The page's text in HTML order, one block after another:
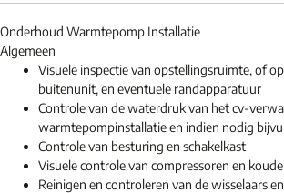
Onderhoud Warmtepomp Installatie
Algemeen
Visuele inspectie van opstellingsruimte, of
buitenunit, en eventuele randapparatuur
Controle van de waterdruk van het cv-
warmtepompinstallatie en indien nodig
Controle van besturing en schakelkast
Visuele controle van compressoren en
Reinigen en controleren van de wisselaars